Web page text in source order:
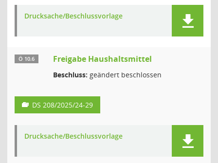
Drucksache/Beschlussvorlage
Ö 10.6 Freigabe Haushaltsmittel
Beschluss: geändert beschlossen
DS 208/2025/24-29
Drucksache/Beschlussvorlage